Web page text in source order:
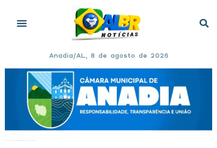
Anadia/AL, 8 de agosto de 2026